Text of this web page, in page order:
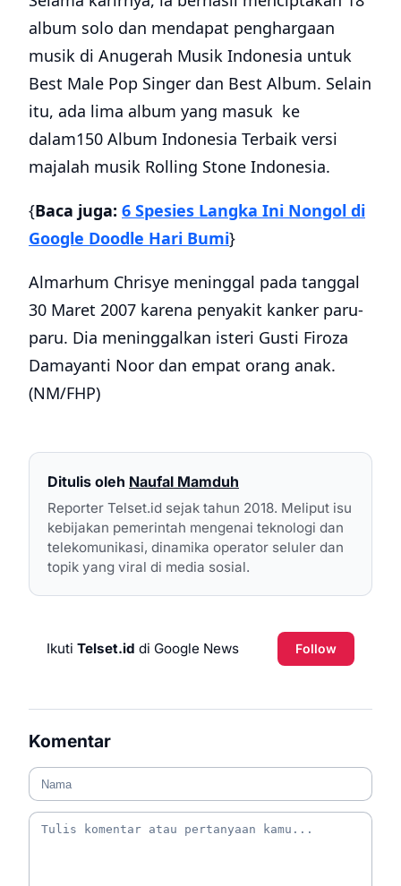
album solo dan mendapat penghargaan
musik di Anugerah Musik Indonesia untuk
Best Male Pop Singer dan Best Album. Selain
itu, ada lima album yang masuk ke
dalam150 Album Indonesia Terbaik versi
majalah musik Rolling Stone Indonesia.
{Baca juga: 6 Spesies Langka Ini Nongol di
Google Doodle Hari Bumi}
Almarhum Chrisye meninggal pada tanggal
30 Maret 2007 karena penyakit kanker paru-
paru. Dia meninggalkan isteri Gusti Firoza
Damayanti Noor dan empat orang anak.
(NM/FHP)
Ditulis oleh Naufal Mamduh
Reporter Telset.id sejak tahun 2018. Meliput isu
kebijakan pemerintah mengenai teknologi dan
telekomunikasi, dinamika operator seluler dan
topik yang viral di media sosial.
Ikuti Telset.id di Google News Follow
Komentar